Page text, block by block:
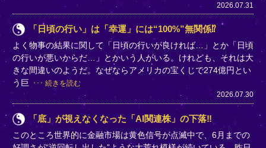
2026.07.31
「日頃の行い」は「幸運」には“100%”無関係⁉
よく物事の結果に関して「日頃の行いが良ければ…」とか「日頃
の行いが悪いからだ…」とかいう人がいる。けれども、それは大
きな間違いのようだ。なぜならアメリカの宝くじで274億円とい
う巨
続きを読む
2026.07.30
「底」が視えなくなった「AI関連株」の下落‼
このところ世界的に金融市場は黄色信号が点滅中で、6月までの